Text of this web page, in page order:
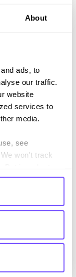
About
ads, to
our traffic.
website
services to
media.
see
.We won't track
to use just one
this choice
de
cinco
directrices de
de webviews al
webviews en
la compatibilidad